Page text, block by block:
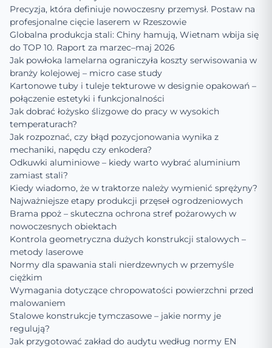
Precyzja, która definiuje nowoczesny przemysł. Postaw na
profesjonalne cięcie laserem w Rzeszowie
Globalna produkcja stali: Chiny hamują, Wietnam wbija się
do TOP 10. Raport za marzec–maj 2026
Jak powłoka lamelarna ograniczyła koszty serwisowania w
branży kolejowej – micro case study
Kartonowe tuby i tuleje tekturowe w designie opakowań –
połączenie estetyki i funkcjonalności
Jak dobrać łożysko ślizgowe do pracy w wysokich
temperaturach?
Jak rozpoznać, czy błąd pozycjonowania wynika z
mechaniki, napędu czy enkodera?
Odkuwki aluminiowe – kiedy warto wybrać aluminium
zamiast stali?
Kiedy wiadomo, że w traktorze należy wymienić sprężyny?
Najważniejsze etapy produkcji przęseł ogrodzeniowych
Brama ppoż – skuteczna ochrona stref pożarowych w
nowoczesnych obiektach
Kontrola geometryczna dużych konstrukcji stalowych –
metody laserowe
Normy dla spawania stali nierdzewnych w przemyśle
ciężkim
Wymagania dotyczące chropowatości powierzchni przed
malowaniem
Stalowe konstrukcje tymczasowe – jakie normy je
regulują?
Jak przygotować zakład do audytu według normy EN